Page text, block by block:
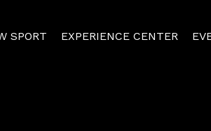
SPORT EXPERIENCE CENTER